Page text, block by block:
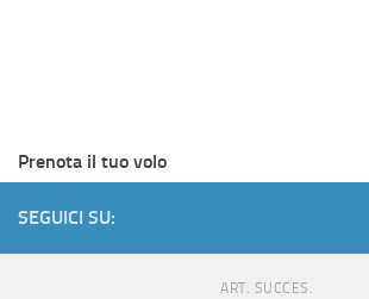
Prenota il tuo volo
SEGUICI SU:
ART. SUCCES.